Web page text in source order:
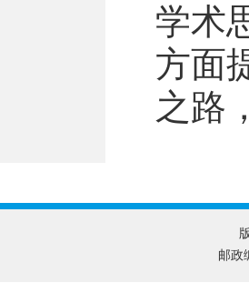
学术
方面
之路
邮政